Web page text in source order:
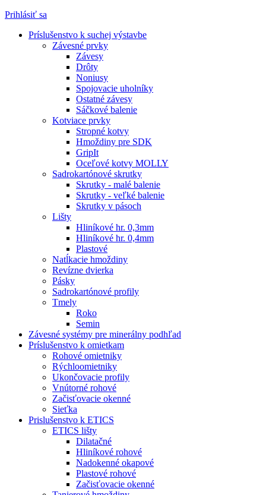
Prihlásiť sa
Príslušenstvo k suchej výstavbe
Závesné prvky
Závesy
Drôty
Noniusy
Spojovacie uholníky
Ostatné závesy
Sáčkové balenie
Kotviace prvky
Stropné kotvy
Hmoždiny pre SDK
GripIt
Oceľové kotvy MOLLY
Sadrokartónové skrutky
Skrutky - malé balenie
Skrutky - veľké balenie
Skrutky v pásoch
Lišty
Hliníkové hr. 0,3mm
Hliníkové hr. 0,4mm
Plastové
Natĺkacie hmoždiny
Revízne dvierka
Pásky
Sadrokartónové profily
Tmely
Roko
Semin
Závesné systémy pre minerálny podhľad
Príslušenstvo k omietkam
Rohové omietniky
Rýchloomietniky
Ukončovacie profily
Vnútorné rohové
Začisťovacie okenné
Sieťka
Prislušenstvo k ETICS
ETICS lišty
Dilatačné
Hliníkové rohové
Nadokenné okapové
Plastové rohové
Začisťovacie okenné